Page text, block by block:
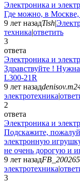
Электроника и
Где можно, в
9 лет назадTish|
техника|ответить
3
ответа
Электроника и
Здравствуйте !
L300-21R
9 лет назад
электротехника|
2
ответа
Электроника и
Подскажите,
электронную
не очень дорогую и
9 лет назад
электротехника|
3